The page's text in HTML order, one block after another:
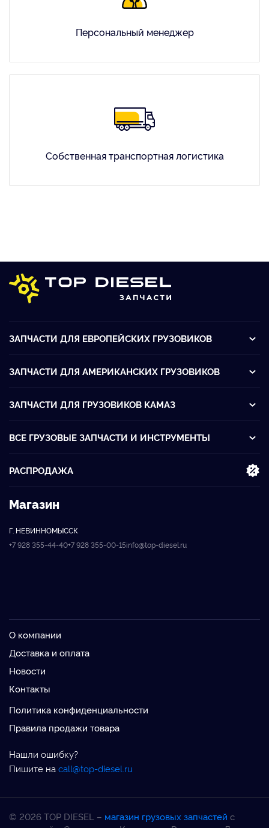
Персональный менеджер
Собственная транспортная логистика
ЗАПЧАСТИ ДЛЯ ЕВРОПЕЙСКИХ ГРУЗОВИКОВ
ЗАПЧАСТИ ДЛЯ АМЕРИКАНСКИХ ГРУЗОВИКОВ
ЗАПЧАСТИ ДЛЯ ГРУЗОВИКОВ KАМАЗ
ВСЕ ГРУЗОВЫЕ ЗАПЧАСТИ И ИНСТРУМЕНТЫ
РАСПРОДАЖА
Магазин
Г. НЕВИННОМЫССК
+7 928 355-44-40+7 928 355-00-15info@top-diesel.ru
О компании
Доставка и оплата
Новости
Контакты
Политика конфиденциальности
Правила продажи товара
Нашли ошибку?
Пишите наcall@top-diesel.ru
© 2026 TOP DIESEL – магазин грузовых запчастей с